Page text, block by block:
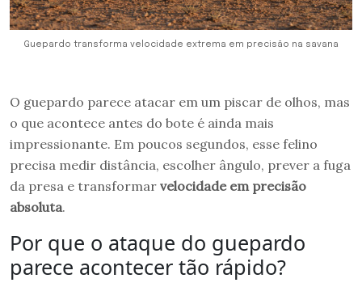
Guepardo transforma velocidade extrema em precisão na savana
O guepardo parece atacar em um piscar de olhos, mas
o que acontece antes do bote é ainda mais
impressionante. Em poucos segundos, esse felino
precisa medir distância, escolher ângulo, prever a fuga
da presa e transformar velocidade em precisão
absoluta.
Por que o ataque do guepardo
parece acontecer tão rápido?